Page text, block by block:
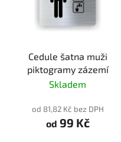
Cedule šatna muži
piktogramy zázemí
Skladem
od 81,82 Kč bez DPH
od 99 Kč